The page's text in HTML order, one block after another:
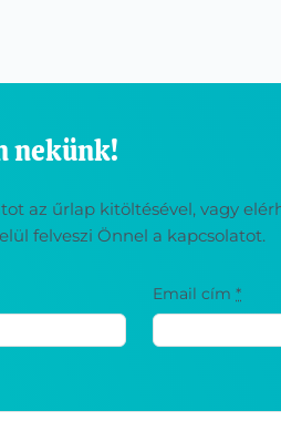
nekünk!
az űrlap kitöltésével, vagy
felveszi Önnel a kapcsolatot.
Email cím*